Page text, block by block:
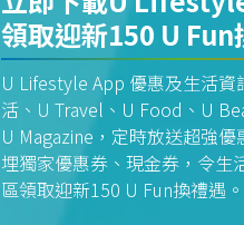
領取迎新150 U Fun
U Lifestyle App 優惠及生活
活、U Travel、U Food、U
U Magazine，定時放送超強
埋獨家優惠券、現金券，令
區領取迎新150 U Fun換禮遇。